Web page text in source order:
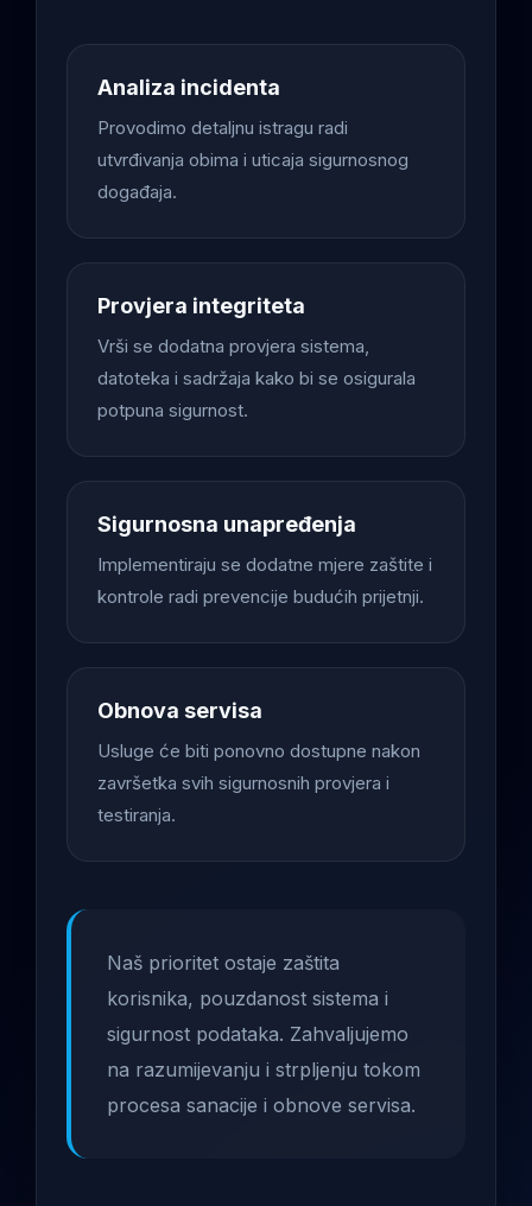
Analiza incidenta
Provodimo detaljnu istragu radi
utvrđivanja obima i uticaja sigurnosnog
događaja.
Provjera integriteta
Vrši se dodatna provjera sistema,
datoteka i sadržaja kako bi se osigurala
potpuna sigurnost.
Sigurnosna unapređenja
Implementiraju se dodatne mjere zaštite i
kontrole radi prevencije budućih prijetnji.
Obnova servisa
Usluge će biti ponovno dostupne nakon
završetka svih sigurnosnih provjera i
testiranja.
Naš prioritet ostaje zaštita
korisnika, pouzdanost sistema i
sigurnost podataka. Zahvaljujemo
na razumijevanju i strpljenju tokom
procesa sanacije i obnove servisa.